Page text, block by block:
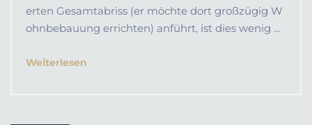
erten Gesamtabriss (er möchte dort großzügig W
ohnbebauung errichten) anführt, ist dies wenig ...
Weiterlesen